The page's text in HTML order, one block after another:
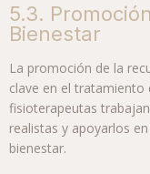
5.3.
Bienestar
La promoción de la
clave en el tratamiento
fisioterapeutas
realistas y apoyarlos
bienestar.